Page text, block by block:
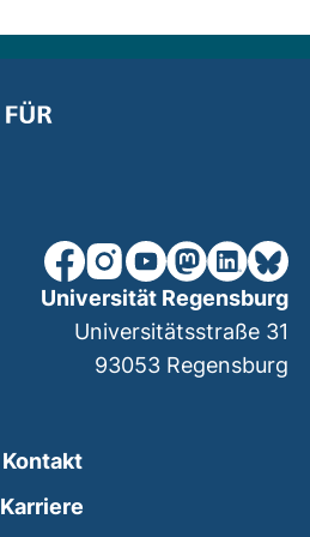
unsere Facebook-Seite
unsere Instagram-
unsere YouTube-
unsereunsere
Kontakt
Karriere
Universität Regensburg
Universitätsstraße 31
93053 Regensburg